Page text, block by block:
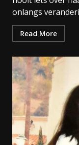
onlangs
Read More